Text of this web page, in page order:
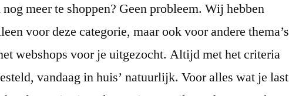
meer te shoppen? Geen probleem. Wij hebben
voor deze categorie, maar ook voor andere thema’s
webshops voor je uitgezocht. Altijd met het criteria
vandaag in huis’ natuurlijk. Voor alles wat je last